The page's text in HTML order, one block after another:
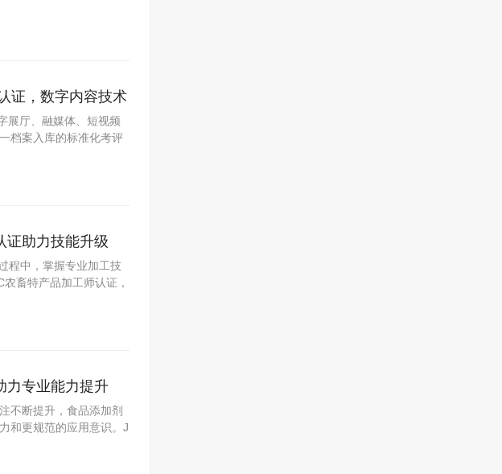
证，数字内容技术
展厅、融媒体、短视频
档案入库的标准化考评
证助力技能升级
程中，掌握专业加工技
畜特产品加工师认证，
力专业能力提升
不断提升，食品添加剂
和更规范的应用意识。J